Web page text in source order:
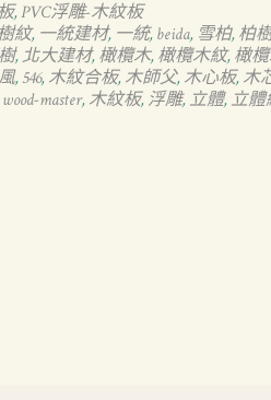
,PVC浮雕-木紋板
紋, 一統建材, 一統, beida, 雪柏, 柏
,北大建材, 橄欖木, 橄欖木紋, 橄
, 546, 木紋合板, 木師父, 木心板, 木
wood-master, 木紋板, 浮雕, 立體, 立體